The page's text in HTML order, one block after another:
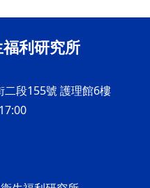
利研究所
二段155號 護理館6樓